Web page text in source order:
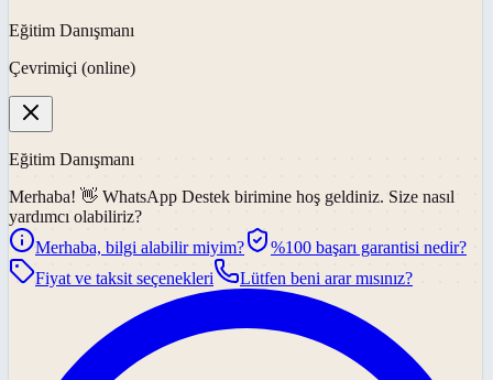
Eğitim Danışmanı
Çevrimiçi (online)
Eğitim Danışmanı
Merhaba! 👋 WhatsApp Destek birimine hoş geldiniz. Size nasıl
yardımcı olabiliriz?
Merhaba, bilgi alabilir miyim?
%100 başarı garantisi nedir?
Fiyat ve taksit seçenekleri
Lütfen beni arar mısınız?